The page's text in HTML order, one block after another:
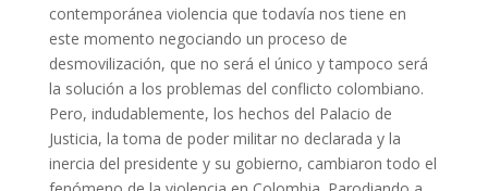
contemporánea violencia que todavía nos tiene en
este momento negociando un proceso de
desmovilización, que no será el único y tampoco será
la solución a los problemas del conflicto colombiano.
Pero, indudablemente, los hechos del Palacio de
Justicia, la toma de poder militar no declarada y la
inercia del presidente y su gobierno, cambiaron todo el